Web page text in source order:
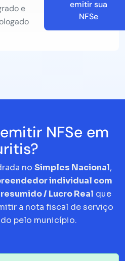
e
emitir sua
NFSe
NFSe em
no Simples Nacional,
individual com
/ Lucro Real que
a nota fiscal de serviço
pelo município.